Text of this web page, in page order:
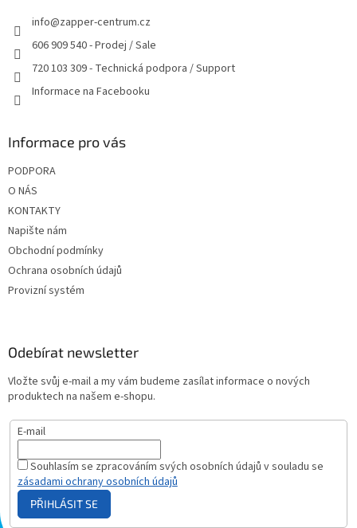
info@zapper-centrum.cz
606 909 540 - Prodej / Sale
720 103 309 - Technická podpora / Support
Informace na Facebooku
Informace pro vás
PODPORA
O NÁS
KONTAKTY
Napište nám
Obchodní podmínky
Ochrana osobních údajů
Provizní systém
Odebírat newsletter
Vložte svůj e-mail a my vám budeme zasílat informace o nových
produktech na našem e-shopu.
E-mail
Souhlasím se zpracováním svých osobních údajů v souladu se
zásadami ochrany osobních údajů
PŘIHLÁSIT SE